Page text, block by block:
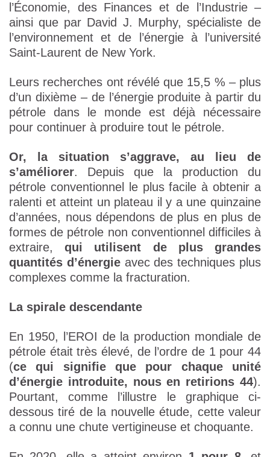
l’Économie, des Finances et de l’Industrie –
ainsi que par David J. Murphy, spécialiste de
l’environnement et de l’énergie à l’université
Saint-Laurent de New York.
Leurs recherches ont révélé que 15,5 % – plus
d’un dixième – de l’énergie produite à partir du
pétrole dans le monde est déjà nécessaire
pour continuer à produire tout le pétrole.
Or, la situation s’aggrave, au lieu de
s’améliorer. Depuis que la production du
pétrole conventionnel le plus facile à obtenir a
ralenti et atteint un plateau il y a une quinzaine
d’années, nous dépendons de plus en plus de
formes de pétrole non conventionnel difficiles à
extraire,qui utilisent de plus grandes
quantités d’énergieavec des techniques plus
complexes comme la fracturation.
La spirale descendante
En 1950, l’EROI de la production mondiale de
pétrole était très élevé, de l’ordre de 1 pour 44
(ce qui signifie que pour chaque unité
d’énergie introduite, nous en retirions 44).
Pourtant, comme l’illustre le graphique ci-
dessous tiré de la nouvelle étude, cette valeur
a connu une chute vertigineuse et choquante.